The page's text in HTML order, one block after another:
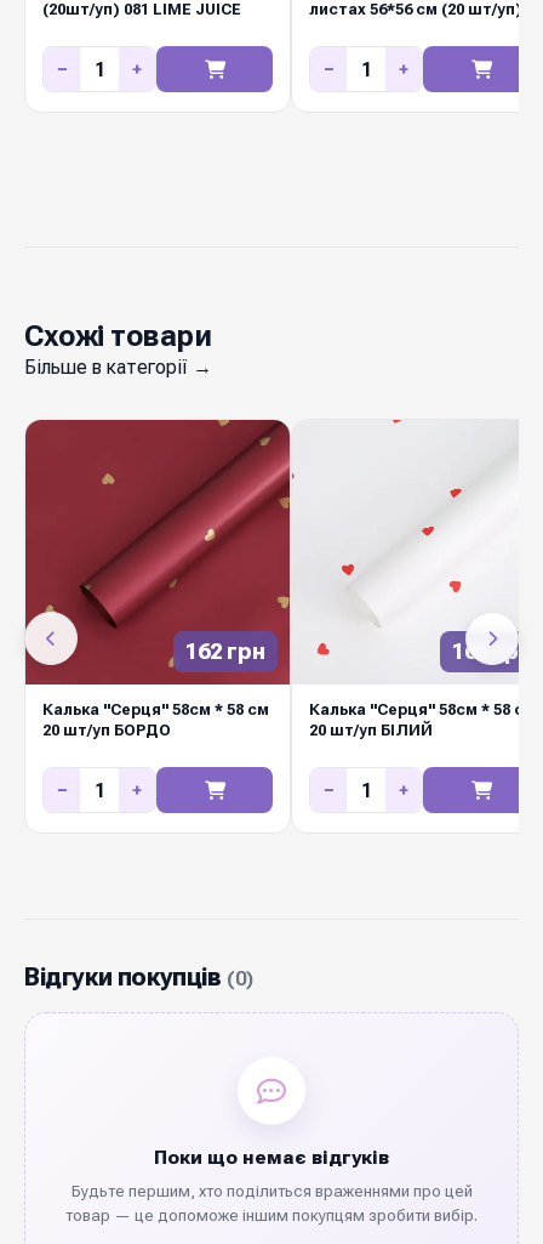
(20шт/уп) 081 LIME JUICE
− +
листах 56*56 см (20 шт/уп)
− +
Схожі товари
Більше в категорії →
162 грн
Калька "Серця" 58см * 58 см
20 шт/уп БОРДО
− +
162 грн
Калька "Серця" 58см * 58 см
20 шт/уп БІЛИЙ
− +
Відгуки покупців (0)
Поки що немає відгуків
Будьте першим, хто поділиться враженнями про цей
товар — це допоможе іншим покупцям зробити вибір.